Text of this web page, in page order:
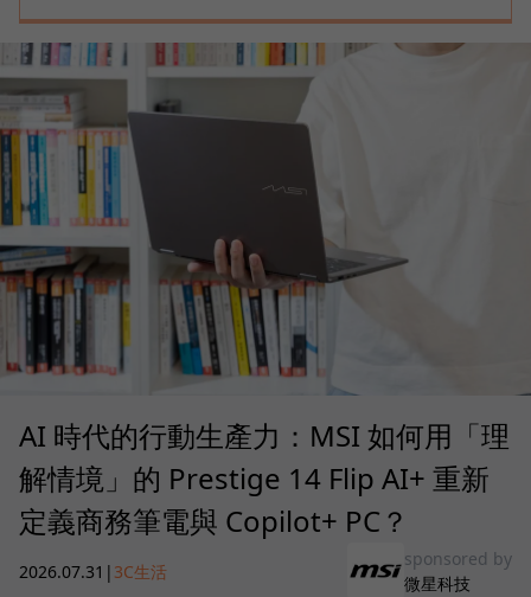
AI 時代的行動生產力：MSI 如何用「理
解情境」的 Prestige 14 Flip AI+ 重新
定義商務筆電與 Copilot+ PC？
2026.07.31 | 3C生活
sponsored by
微星科技